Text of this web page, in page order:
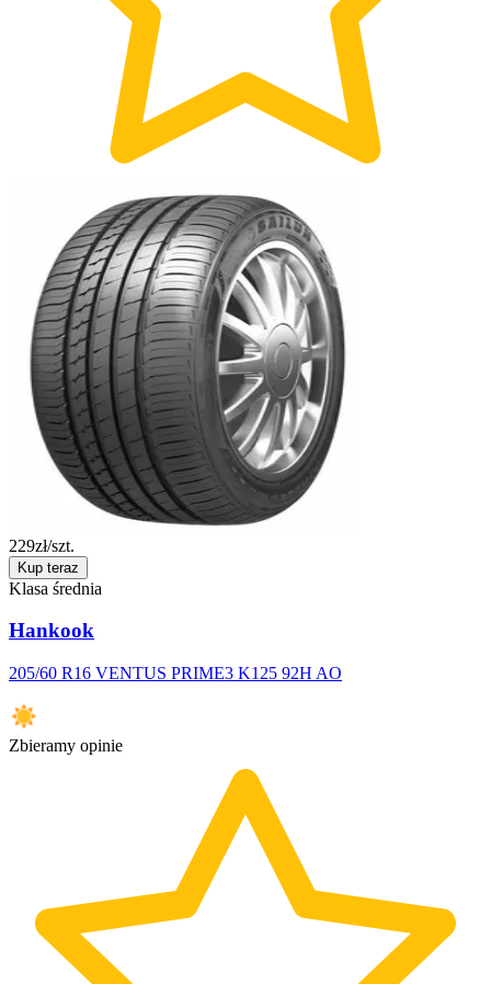
229zł/szt.
Kup teraz
Klasa średnia
Hankook
205/60 R16 VENTUS PRIME3 K125 92H AO
Zbieramy opinie